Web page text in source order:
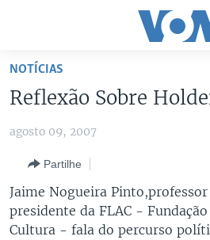
Acesso
para
principal
Navegação
principal
MOÇAMBIQUE
ESTADOS UNIDOS
GUINÉ-BISSAU
ÁFRICA E MUNDO
SAÚDE EM FOCO
VÍDEO
VÍDEOS
VOA60 ÁFRICA
ÁUDIO
ENTRETENIMENTO
NOTÍCIAS
Reflexão Sobre
agosto 09, 2007
Partilhe
Jaime Nogueira
presidente da FLAC -
Cultura - fala do percurso